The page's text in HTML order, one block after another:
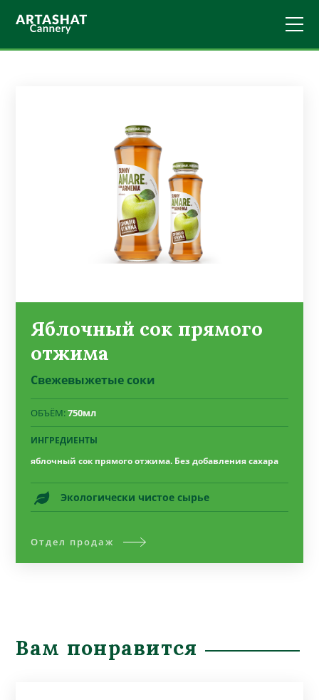
Яблочный сок прямого
отжима
Свежевыжетые соки
ОБЪЁМ:750мл
ИНГРЕДИЕНТЫ
яблочный сок прямого отжима. Без добавления сахара
Экологически чистое сырье
Отдел продаж
Вам понравится